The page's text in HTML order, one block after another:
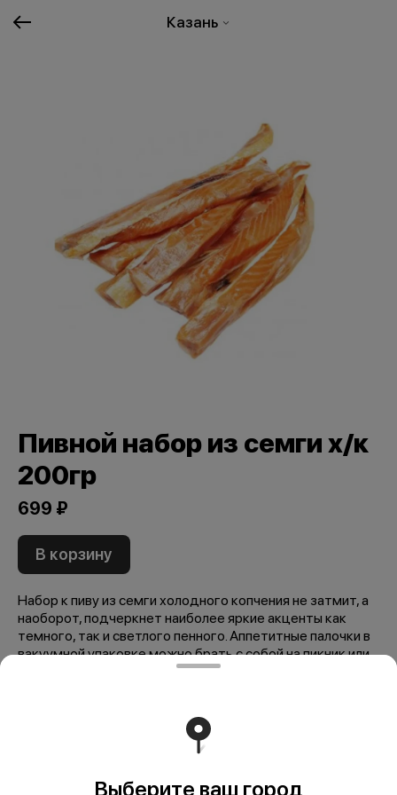
Казань
Пивной набор из семги х/к
200гр
699 ₽
В корзину
Набор к пиву из семги холодного копчения не затмит, а
наоборот, подчеркнет наиболее яркие акценты как
темного, так и светлого пенного. Аппетитные палочки в
вакуумной упаковке можно брать с собой на пикник или
Мы рекомендуем
Выберите ваш город